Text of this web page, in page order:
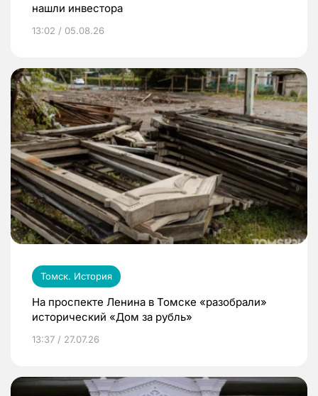
нашли инвестора
13:02 / 05.08.26
Томск. История
На проспекте Ленина в Томске «разобрали»
исторический «Дом за рубль»
13:37 / 27.07.26